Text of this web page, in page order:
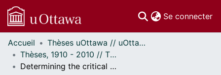
Se connecter
Communautés
et collections
Parcourir
Accueil
Thèses uOttawa // uOttawa Theses
Thèses, 1910 - 2010 // Theses, 1910 - 2010
Determining the critical factors in the hydrogen peroxide precipitation of uranium using experimental design techniques.